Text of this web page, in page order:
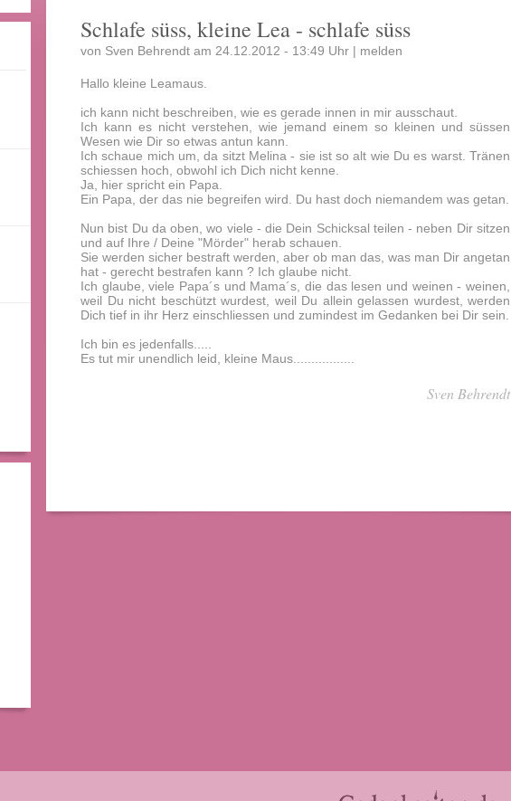
Schlafe süss, kleine Lea - schlafe süss
von Sven Behrendt am 24.12.2012 - 13:49 Uhr | melden
Hallo kleine Leamaus.
ich kann nicht beschreiben, wie es gerade innen in mir ausschaut.
Ich kann es nicht verstehen, wie jemand einem so kleinen und süssen
Wesen wie Dir so etwas antun kann.
Ich schaue mich um, da sitzt Melina - sie ist so alt wie Du es warst. Tränen
schiessen hoch, obwohl ich Dich nicht kenne.
Ja, hier spricht ein Papa.
Ein Papa, der das nie begreifen wird. Du hast doch niemandem was getan.
Nun bist Du da oben, wo viele - die Dein Schicksal teilen - neben Dir sitzen
und auf Ihre / Deine "Mörder" herab schauen.
Sie werden sicher bestraft werden, aber ob man das, was man Dir angetan
hat - gerecht bestrafen kann ? Ich glaube nicht.
Ich glaube, viele Papa´s und Mama´s, die das lesen und weinen - weinen,
weil Du nicht beschützt wurdest, weil Du allein gelassen wurdest, werden
Dich tief in ihr Herz einschliessen und zumindest im Gedanken bei Dir sein.
Ich bin es jedenfalls.....
Es tut mir unendlich leid, kleine Maus.................
Sven Behrendt